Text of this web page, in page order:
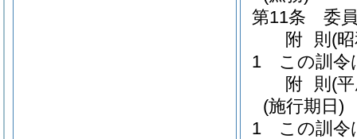
第11条
委
附 則 (
1
この訓令
附 則 (
(施行期日)
1
この訓令